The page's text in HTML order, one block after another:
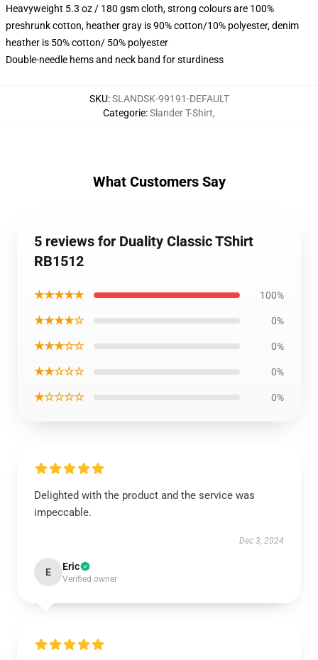
Heavyweight 5.3 oz / 180 gsm cloth, strong colours are 100%
preshrunk cotton, heather gray is 90% cotton/10% polyester, denim
heather is 50% cotton/ 50% polyester
Double-needle hems and neck band for sturdiness
SKU:SLANDSK-99191-DEFAULT
Categorie:Slander T-Shirt,
What Customers Say
5 reviews for Duality Classic TShirt
RB1512
★★★★★ 100%
★★★★☆ 0%
★★★☆☆ 0%
★★☆☆☆ 0%
★☆☆☆☆ 0%
Delighted with the product and the service was
impeccable.
Dec 3, 2024
E Eric
Verified owner